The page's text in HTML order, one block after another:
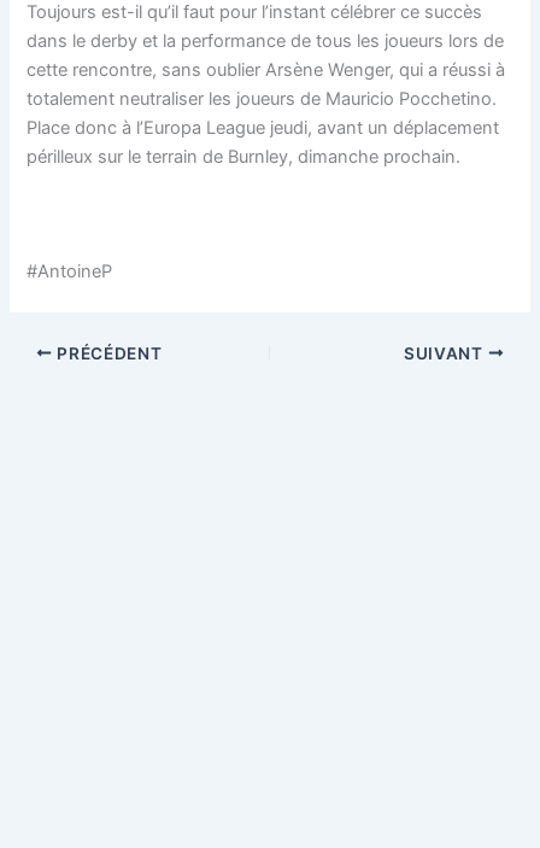
Toujours est-il qu’il faut pour l’instant célébrer ce succès
dans le derby et la performance de tous les joueurs lors de
cette rencontre, sans oublier Arsène Wenger, qui a réussi à
totalement neutraliser les joueurs de Mauricio Pocchetino.
Place donc à l’Europa League jeudi, avant un déplacement
périlleux sur le terrain de Burnley, dimanche prochain.
#AntoineP
PRÉCÉDENT SUIVANT